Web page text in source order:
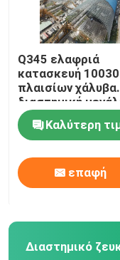
Q345 ελαφριά
κατασκευή
πλαισίων χάλυβα
διαστημική
έκταση
πλαισίωνΚαλύτερη
επαφή
Διαστημικό